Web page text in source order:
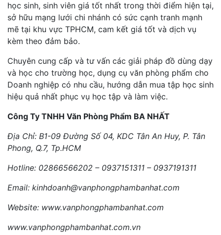
học sinh, sinh viên giá tốt nhất trong thời điểm hiện tại,
sở hữu mạng lưới chi nhánh có sức cạnh tranh mạnh
mẽ tại khu vực TPHCM, cam kết giá tốt và dịch vụ
kèm theo đảm bảo.
Chuyên cung cấp và tư vấn các giải pháp đồ dùng dạy
và học cho trường học, dụng cụ văn phòng phẩm cho
Doanh nghiệp có nhu cầu, hướng dẫn mua tập học sinh
hiệu quả nhất phục vụ học tập và làm việc.
Công Ty TNHH Văn Phòng Phẩm BA NHẤT
Địa Chỉ: B1-09 Đường Số 04, KDC Tân An Huy, P. Tân
Phong, Q.7, Tp.HCM
Hotline: 02866566202 – 0937151311 – 0937191311
Email: kinhdoanh@vanphongphambanhat.com
Website: www.vanphongphambanhat.com
www.vanphongphambanhat.com.vn